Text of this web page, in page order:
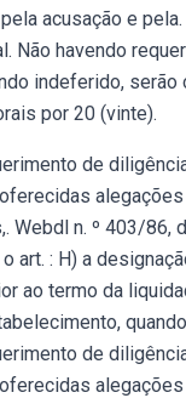
acusação e
Não havendo
indeferido, serão
por 20 (vinte).
de
Webdl n. º 403/86,
art. : H) a
ao termo da
de